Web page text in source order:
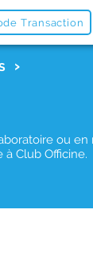
Transaction
ou en
Club Officine.